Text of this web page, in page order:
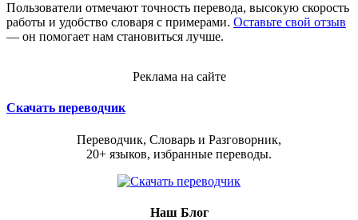
Пользователи отмечают точность перевода, высокую скорость
работы и удобство словаря с примерами. Оставьте свой отзыв
— он помогает нам становиться лучше.
Реклама на сайте
Скачать переводчик
Переводчик, Словарь и Разговорник,
20+ языков, избранные переводы.
Наш Блог